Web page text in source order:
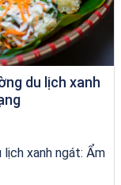
du lịch xanh
xanh ngát: Ẩm